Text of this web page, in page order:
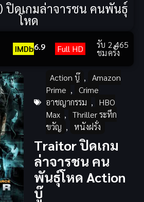
ปิดเกมล่าจารชน คนพันธุ์
โหด
IMDb6.9 Full HD รับ
ชม
2,465
ครั้ง
Action บู๊ ,
Amazon
Prime ,
Crime
อาชญากรรม ,
HBO
Max ,
Thriller ระทึก
ขวัญ , หนังฝรั่ง
Traitor ปิดเกม
ล่าจารชน คน
พันธุ์โหด Action
บู๊